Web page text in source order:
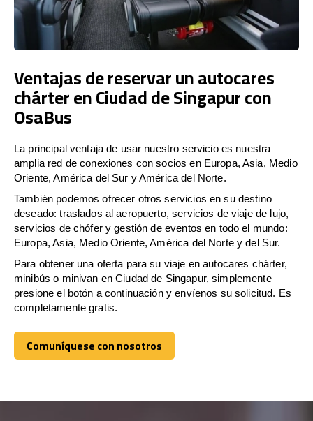
Ventajas de reservar un autocares
chárter en Ciudad de Singapur con
OsaBus
La principal ventaja de usar nuestro servicio es nuestra
amplia red de conexiones con socios en Europa, Asia, Medio
Oriente, América del Sur y América del Norte.
También podemos ofrecer otros servicios en su destino
deseado: traslados al aeropuerto, servicios de viaje de lujo,
servicios de chófer y gestión de eventos en todo el mundo:
Europa, Asia, Medio Oriente, América del Norte y del Sur.
Para obtener una oferta para su viaje en autocares chárter,
minibús o minivan en Ciudad de Singapur, simplemente
presione el botón a continuación y envíenos su solicitud. Es
completamente gratis.
Comuníquese con nosotros
Comuníquese con nosotros